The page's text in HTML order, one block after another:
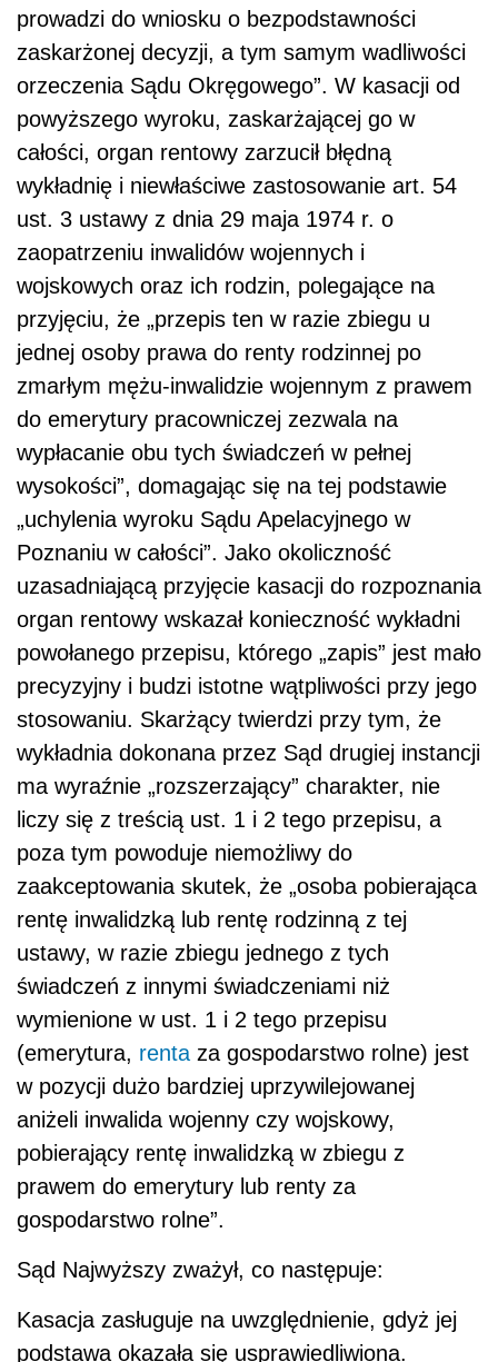
prowadzi do wniosku o bezpodstawności
zaskarżonej decyzji, a tym samym wadliwości
orzeczenia Sądu Okręgowego”. W kasacji od
powyższego wyroku, zaskarżającej go w
całości, organ rentowy zarzucił błędną
wykładnię i niewłaściwe zastosowanie art. 54
ust. 3 ustawy z dnia 29 maja 1974 r. o
zaopatrzeniu inwalidów wojennych i
wojskowych oraz ich rodzin, polegające na
przyjęciu, że „przepis ten w razie zbiegu u
jednej osoby prawa do renty rodzinnej po
zmarłym mężu-inwalidzie wojennym z prawem
do emerytury pracowniczej zezwala na
wypłacanie obu tych świadczeń w pełnej
wysokości”, domagając się na tej podstawie
„uchylenia wyroku Sądu Apelacyjnego w
Poznaniu w całości”. Jako okoliczność
uzasadniającą przyjęcie kasacji do rozpoznania
organ rentowy wskazał konieczność wykładni
powołanego przepisu, którego „zapis” jest mało
precyzyjny i budzi istotne wątpliwości przy jego
stosowaniu. Skarżący twierdzi przy tym, że
wykładnia dokonana przez Sąd drugiej instancji
ma wyraźnie „rozszerzający” charakter, nie
liczy się z treścią ust. 1 i 2 tego przepisu, a
poza tym powoduje niemożliwy do
zaakceptowania skutek, że „osoba pobierająca
rentę inwalidzką lub rentę rodzinną z tej
ustawy, w razie zbiegu jednego z tych
świadczeń z innymi świadczeniami niż
wymienione w ust. 1 i 2 tego przepisu
(emerytura, rentaza gospodarstwo rolne) jest
w pozycji dużo bardziej uprzywilejowanej
aniżeli inwalida wojenny czy wojskowy,
pobierający rentę inwalidzką w zbiegu z
prawem do emerytury lub renty za
gospodarstwo rolne”.
Sąd Najwyższy zważył, co następuje:
Kasacja zasługuje na uwzględnienie, gdyż jej
podstawa okazała się usprawiedliwiona.